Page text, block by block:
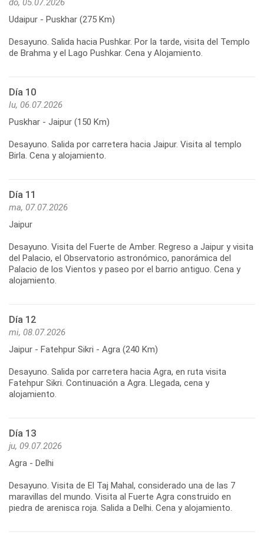
Udaipur - Puskhar (275 Km)
Desayuno. Salida hacia Pushkar. Por la tarde, visita del Templo
de Brahma y el Lago Pushkar. Cena y Alojamiento.
Día 10
lu, 06.07.2026
Puskhar - Jaipur (150 Km)
Desayuno. Salida por carretera hacia Jaipur. Visita al templo
Birla. Cena y alojamiento.
Día 11
ma, 07.07.2026
Jaipur
Desayuno. Visita del Fuerte de Amber. Regreso a Jaipur y visita
del Palacio, el Observatorio astronómico, panorámica del
Palacio de los Vientos y paseo por el barrio antiguo. Cena y
alojamiento.
Día 12
mi, 08.07.2026
Jaipur - Fatehpur Sikri - Agra (240 Km)
Desayuno. Salida por carretera hacia Agra, en ruta visita
Fatehpur Sikri. Continuación a Agra. Llegada, cena y
alojamiento.
Día 13
ju, 09.07.2026
Agra - Delhi
Desayuno. Visita de El Taj Mahal, considerado una de las 7
maravillas del mundo. Visita al Fuerte Agra construido en